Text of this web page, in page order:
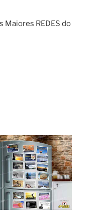
Maiores REDES do